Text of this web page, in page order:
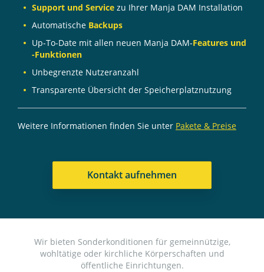
Support und Service zu Ihrer Manja DAM Installation
Automatische Backups
Up-To-Date mit allen neuen Manja DAM-Features und
-Funktionen
Unbegrenzte Nutzeranzahl
Transparente Übersicht der Speicherplatznutzung
Weitere Informationen finden Sie unter Pakete & Preise
Kontakt aufnehmen
Wir bieten Sonderkonditionen für gemeinnützige,
wohltätige oder kirchliche Körperschaften und
öffentliche Einrichtungen.